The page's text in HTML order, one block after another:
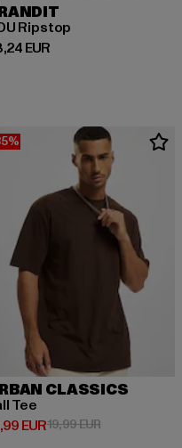
Ripstop
EURPreis: 33,24 EUR
CLASSICS
Tee
EUR Preis: 12,99 EUR
19,99 EURAktionspreis: